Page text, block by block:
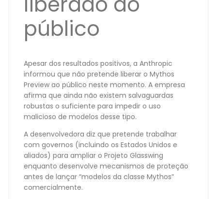
público
Apesar dos resultados positivos, a Anthropic
informou que não pretende liberar o Mythos
Preview ao público neste momento. A empresa
afirma que ainda não existem salvaguardas
robustas o suficiente para impedir o uso
malicioso de modelos desse tipo.
A desenvolvedora diz que pretende trabalhar
com governos (incluindo os Estados Unidos e
aliados) para ampliar o Projeto Glasswing
enquanto desenvolve mecanismos de proteção
antes de lançar “modelos da classe Mythos”
comercialmente.